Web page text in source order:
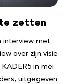
zetten
interview met
over zijn visie
in mei
uitgegeven